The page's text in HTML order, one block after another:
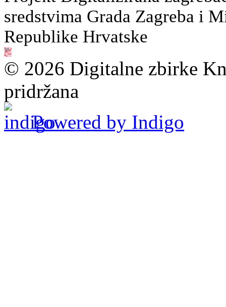
sredstvima Grada Zagreba i
Republike Hrvatske
© 2026 Digitalne zbirke
pridržana
Powered by Indigo